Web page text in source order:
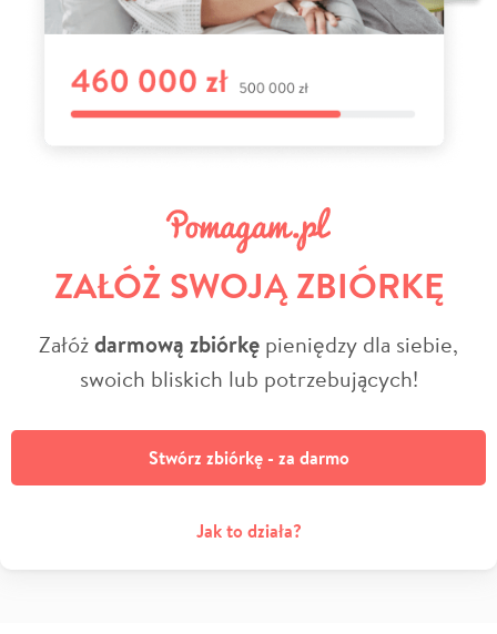
ZAŁÓŻ SWOJĄ ZBIÓRKĘ
Załóżdarmową zbiórkę pieniędzy dla siebie,
swoich bliskich lub potrzebujących!
Stwórz zbiórkę - za darmo
Jak to działa?